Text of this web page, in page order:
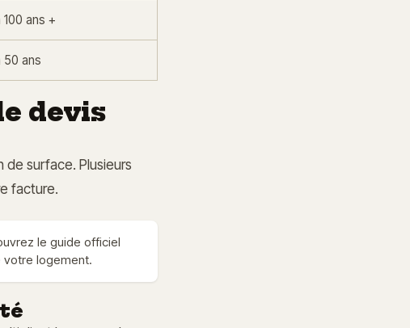
100 ans +
50 ans
devis
de surface. Plusieurs
facture.
le guide officiel
votre logement.